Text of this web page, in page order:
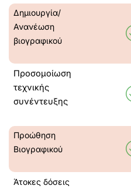
Δημιουργία/
Ανανέωση
βιογραφικού
Προσομοίωση
τεχνικής
συνέντευξης
Προώθηση
Βιογραφικού
Άτοκες δόσεις